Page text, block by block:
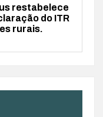
restabelece
do ITR
rurais.